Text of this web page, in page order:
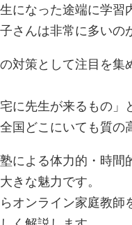
になった途端に学
さんは非常に多いの
対策として注目を
に先生が来るもの
国どこにいても質の
による体力的・時
きな魅力です。
オンライン家庭教